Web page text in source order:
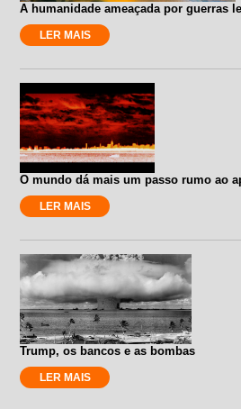
A humanidade ameaçada por guerras
LER MAIS
O mundo dá mais um passo rumo ao
LER MAIS
Trump, os bancos e as bombas
LER MAIS